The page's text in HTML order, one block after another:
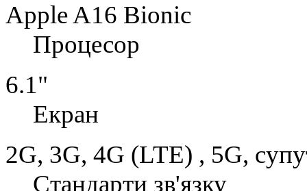
Apple A16 Bionic
Процесор
6.1"
Екран
2G, 3G, 4G (LTE) , 5G,
Стандарти зв'язку